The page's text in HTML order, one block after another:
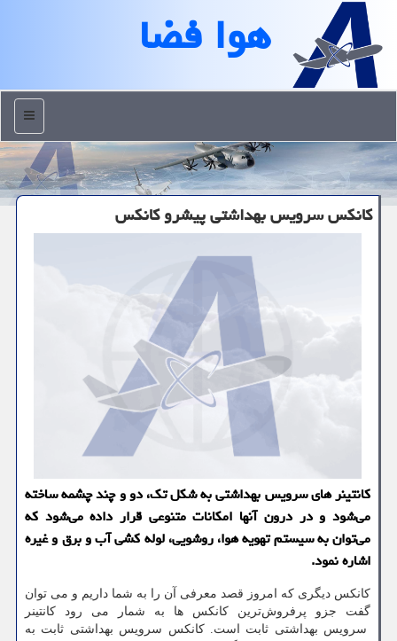
هوا فضا
منو
كانكس سرویس بهداشتی پیشرو كانكس
كانتینر های سرویس بهداشتی به شكل تك، دو و چند چشمه ساخته
می‌شود و در درون آنها امكانات متنوعی قرار داده می‌شود كه
می‌توان به سیستم تهویه هوا، روشویی، لوله كشی آب و برق و غیره
اشاره نمود.
کانکس دیگری که امروز قصد معرفی آن را به شما داریم و می توان
گفت جزو پرفروش‌ترین کانکس ها به شمار می رود کانتینر
سرویس بهداشتی ثابت است. کانکس سرویس بهداشتی ثابت به